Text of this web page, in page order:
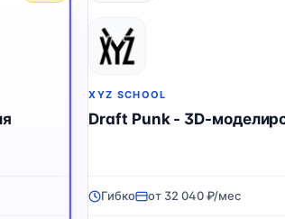
XYZ SCHOOL
Draft Punk - 3D-
Гибко от 32 040 ₽/мес